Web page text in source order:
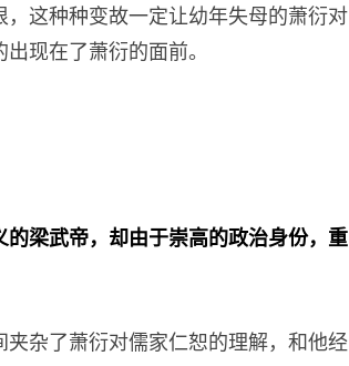
这种种变故一定让幼年失母的萧衍对
现在了萧衍的面前。
梁武帝，却由于崇高的政治身份，重
夹杂了萧衍对儒家仁恕的理解，和他经